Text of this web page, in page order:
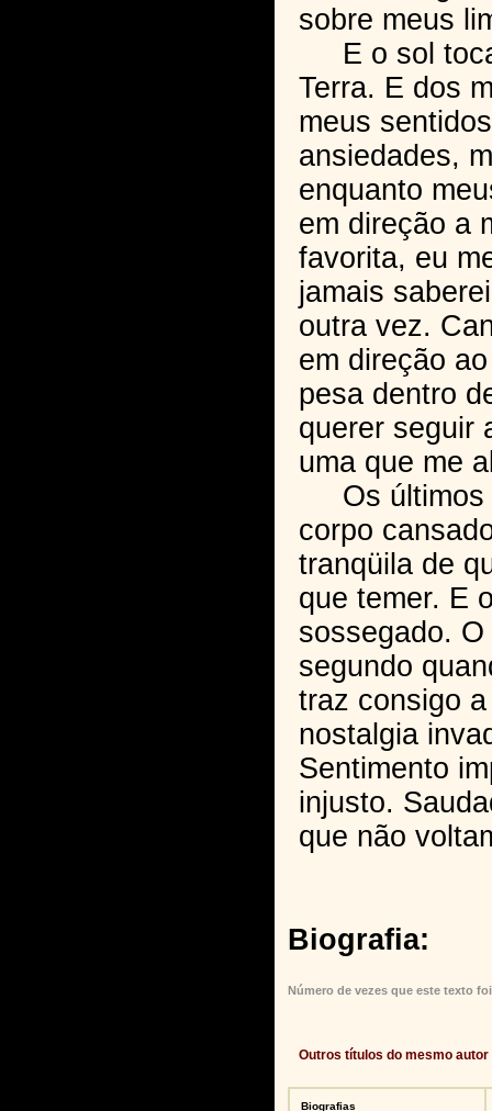
sobre meus
E o sol
Terra. E dos
meus
ansiedades,
enquanto
em direção a
favorita, eu
jamais
outra vez.
em direção
pesa dentro
querer seguir
uma que me
Os últimos
corpo
tranqüila de
que temer. E
sossegado.
segundo
traz consigo
nostalgia
Sentimento
injusto.
que não
Biografia:
Número de vezes que este texto
Outros títulos do mesmo autor
Biografias